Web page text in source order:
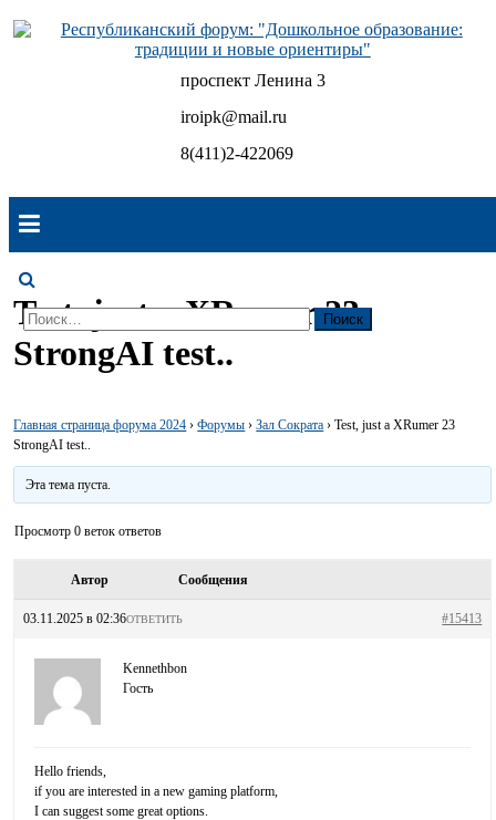
Skip
to
Республиканский форум: "Дошкольное образование:
традиции и новые ориентиры"
проспект Ленина 3
iroipk@mail.ru
8(411)2-422069
Найти:
Test, just a XRumer 23
StrongAI test..
Главная страница форума 2024 › Форумы › Зал Сократа › Test, just a XRumer 23
StrongAI test..
Эта тема пуста.
Просмотр 0 веток ответов
Автор Сообщения
03.11.2025 в 02:36 #15413
ОТВЕТИТЬ
Kennethbon
Гость
Hello friends,
if you are interested in a new gaming platform,
I can suggest some great options.